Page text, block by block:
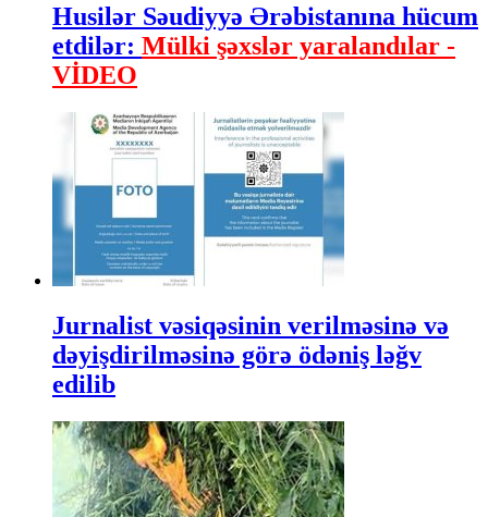
Husilər Səudiyyə Ərəbistanına hücum
etdilər: Mülki şəxslər yaralandılar -
VİDEO
Jurnalist vəsiqəsinin verilməsinə və
dəyişdirilməsinə görə ödəniş ləğv
edilib